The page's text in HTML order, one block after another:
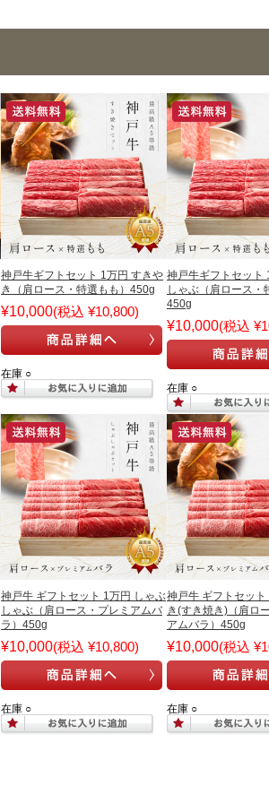
神戸牛ギフトセット 1万円 すきや
き（肩ロース・特選もも）450g
¥10,000(税込 ¥10,800)
在庫 ○
神戸牛ギフトセット
しゃぶ（肩ロース・
450g
¥10,000(税込
在庫 ○
神戸牛 ギフトセット 1万円 しゃぶ
しゃぶ（肩ロース・プレミアムバ
ラ）450g
¥10,000(税込 ¥10,800)
在庫 ○
神戸牛 ギフトセッ
き(すき焼き)（肩ロ
アムバラ）450g
¥10,000(税込
在庫 ○